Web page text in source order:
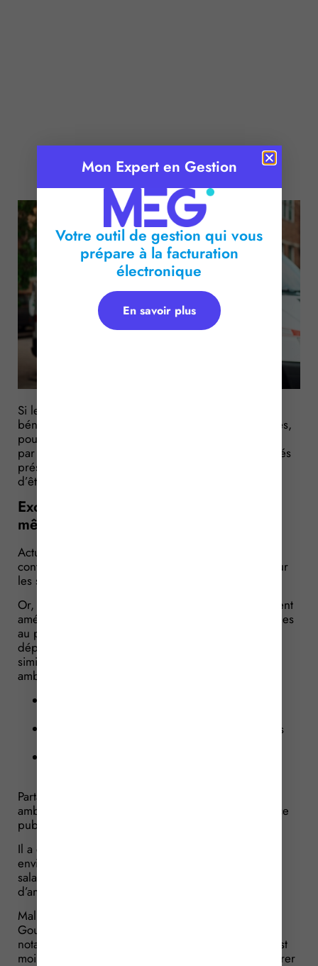
Publié le : 18 mars 2025
Temps de lecture : 2 minutes
Si les services de lutte contre les incendies (SDIS)
bénéficient d’une exonération de taxe sur les salaires,
pour autant les ambulanciers ne sont pas concernés
par cet avantage fiscal, alors même que leurs activités
présentent des similitudes. Une iniquité susceptible
d’être gommée ? Réponse…
Exonération de taxe sur les salaires :
même pour les ambulances ?
Actuellement, les services départementaux de lutte
contre les incendies (SDIS) sont exonérés de taxe sur
les salaires.
Or, les entreprises de transport sanitaire spécialement
aménagé (ambulances) exonérées de TVA sont tenues
au paiement de cette taxe… Une iniquité, selon une
députée qui estime qu’il existe une très grande
similitude entre les activités des SDIS et celle des
ambulanciers :
surveillance du patient et exécution des gestes
Partant de là, que ce soient le SDIS ou les
ambulanciers, ils concourent tous les deux au service
public du transport sanitaire urgent.
Il a donc été demandé au Gouvernement s’il était
envisagé d’exonérer également de la taxe sur les
salaires les entreprises qui exercent une activité
d’ambulance exonérées de TVA.
Malheureusement, la réponse est négative : si le
Gouvernement reconnait l’utilité des ambulanciers,
notamment dans les territoires où l’offre médicale est
moindre, il n’envisage pas pour autant de les exonérer
Mon Expert en Gestion
Votre outil de gestion qui vous
prépare à la facturation
électronique
En savoir plus